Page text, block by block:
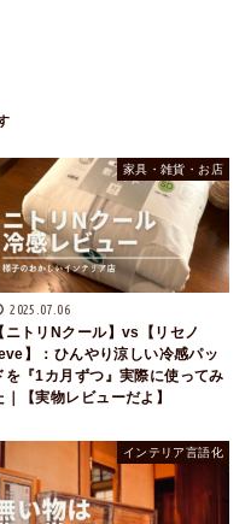
家具・雑貨・お店
2025.07.06
【ニトリNクール】vs【リセノ
】：ひんやり涼しい冷感パッ
を『1カ月ずつ』実際に使ってみ
｜【実物レビューだよ】
インテリア言語化